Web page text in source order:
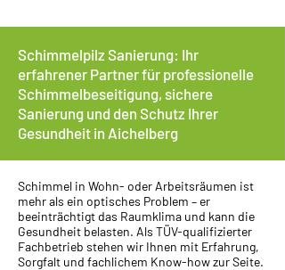
Schimmelpilz Sanierung: Ihr
erfahrener Partner für professionelle
Schimmelbeseitigung, sichere
Sanierung und den Schutz Ihrer
Gesundheit in Aichelberg
Schimmel in Wohn- oder Arbeitsräumen ist
mehr als ein optisches Problem – er
beeinträchtigt das Raumklima und kann die
Gesundheit belasten. Als TÜV-qualifizierter
Fachbetrieb stehen wir Ihnen mit Erfahrung,
Sorgfalt und fachlichem Know-how zur Seite.